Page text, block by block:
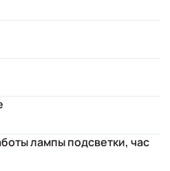
лампы подсветки, час